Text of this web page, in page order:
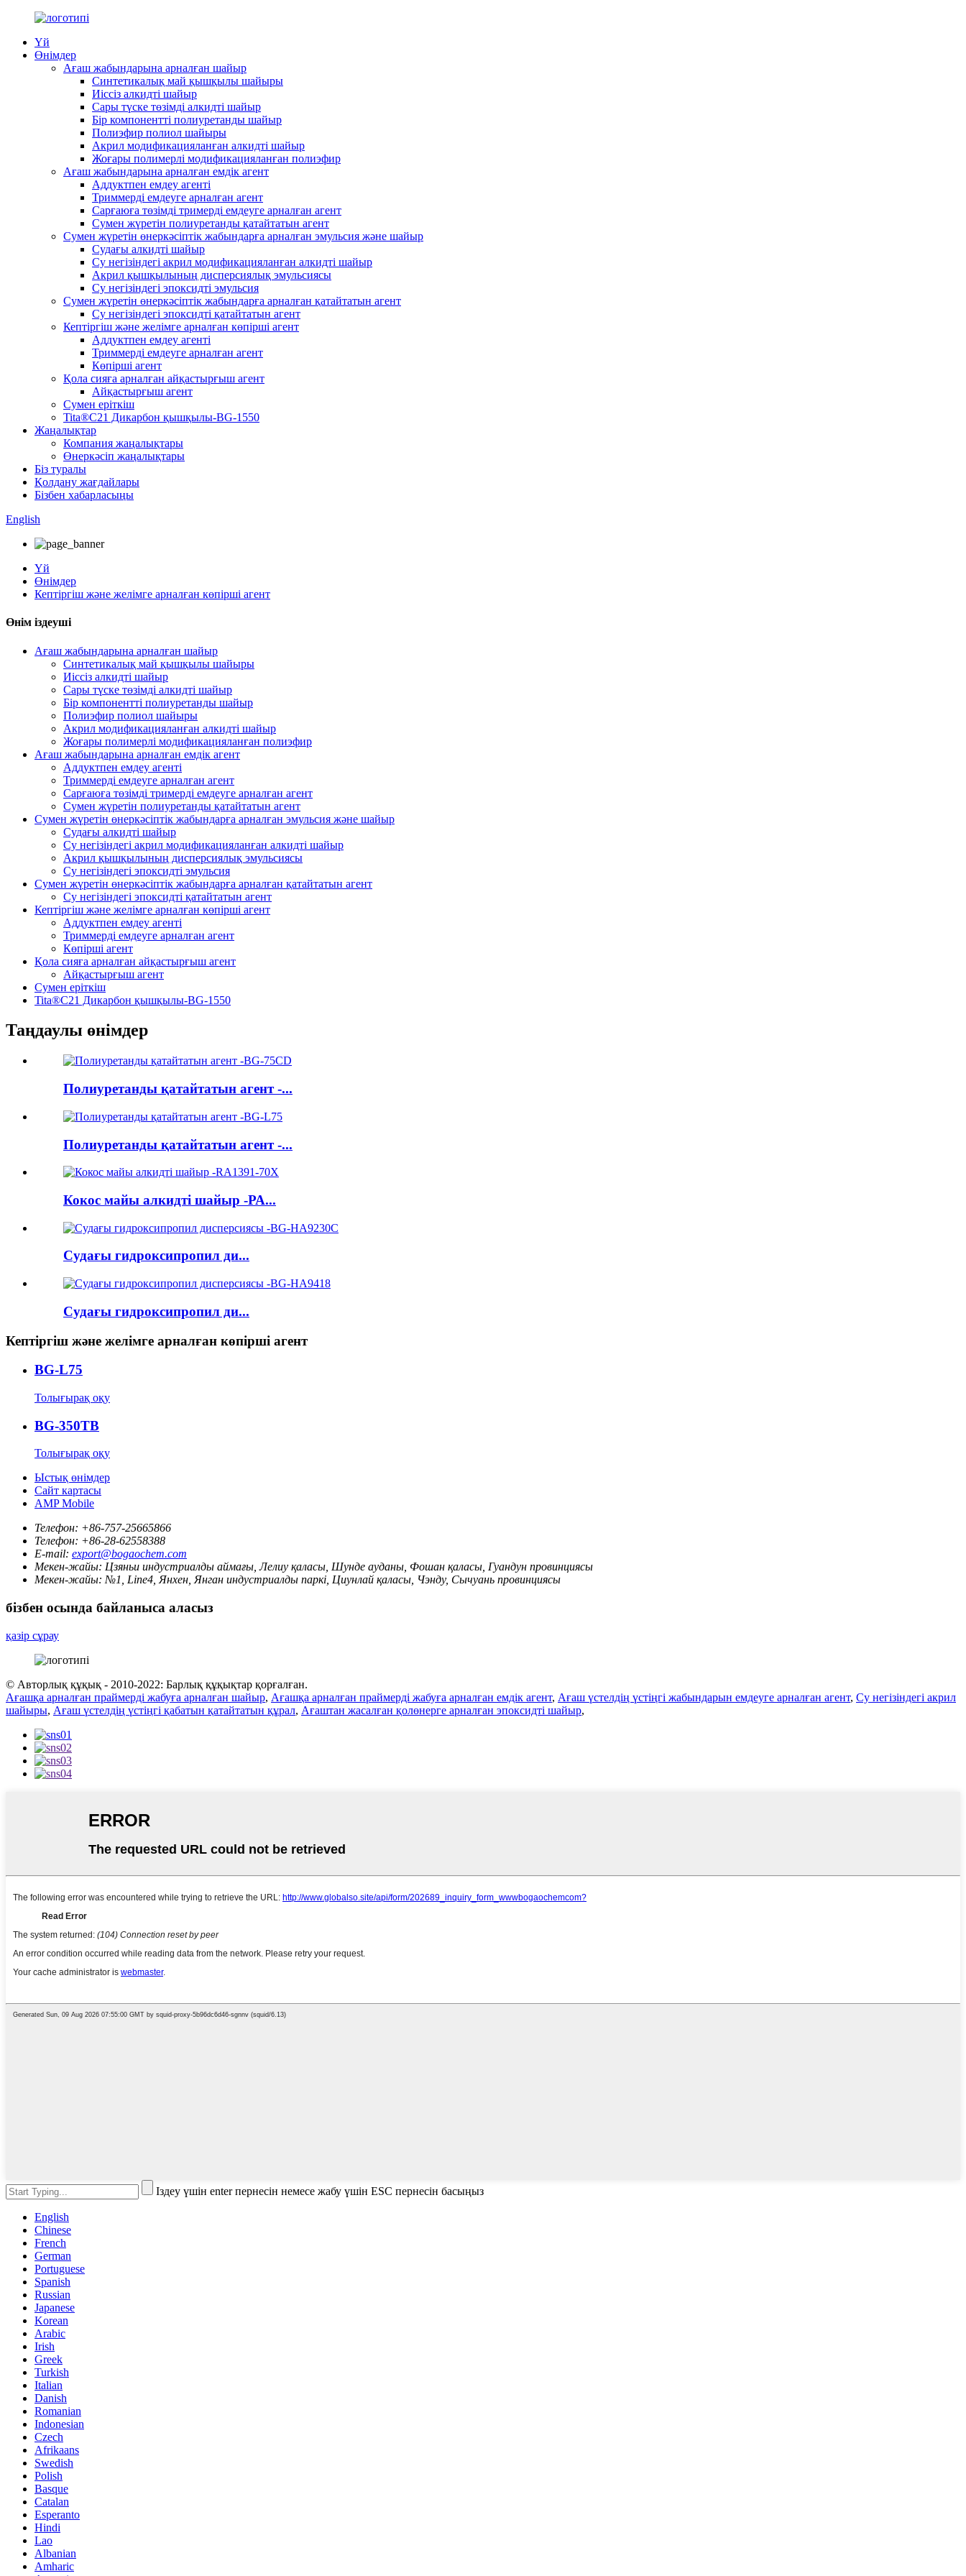
Үй
Өнімдер
Ағаш жабындарына арналған шайыр
Синтетикалық май қышқылы шайыры
Иіссіз алкидті шайыр
Сары түске төзімді алкидті шайыр
Бір компонентті полиуретанды шайыр
Полиэфир полиол шайыры
Акрил модификацияланған алкидті шайыр
Жоғары полимерлі модификацияланған полиэфир
Ағаш жабындарына арналған емдік агент
Аддуктпен емдеу агенті
Триммерді емдеуге арналған агент
Сарғаюға төзімді тримерді емдеуге арналған агент
Сумен жүретін полиуретанды қатайтатын агент
Сумен жүретін өнеркәсіптік жабындарға арналған эмульсия және шайыр
Судағы алкидті шайыр
Су негізіндегі акрил модификацияланған алкидті шайыр
Акрил қышқылының дисперсиялық эмульсиясы
Су негізіндегі эпоксидті эмульсия
Сумен жүретін өнеркәсіптік жабындарға арналған қатайтатын агент
Су негізіндегі эпоксидті қатайтатын агент
Кептіргіш және желімге арналған көпірші агент
Аддуктпен емдеу агенті
Триммерді емдеуге арналған агент
Көпірші агент
Қола сияға арналған айқастырғыш агент
Айқастырғыш агент
Сумен еріткіш
Tita®C21 Дикарбон қышқылы-BG-1550
Жаңалықтар
Компания жаңалықтары
Өнеркәсіп жаңалықтары
Біз туралы
Қолдану жағдайлары
Бізбен хабарласыңы
English
Үй
Өнімдер
Кептіргіш және желімге арналған көпірші агент
Өнім іздеуші
Ағаш жабындарына арналған шайыр
Синтетикалық май қышқылы шайыры
Иіссіз алкидті шайыр
Сары түске төзімді алкидті шайыр
Бір компонентті полиуретанды шайыр
Полиэфир полиол шайыры
Акрил модификацияланған алкидті шайыр
Жоғары полимерлі модификацияланған полиэфир
Ағаш жабындарына арналған емдік агент
Аддуктпен емдеу агенті
Триммерді емдеуге арналған агент
Сарғаюға төзімді тримерді емдеуге арналған агент
Сумен жүретін полиуретанды қатайтатын агент
Сумен жүретін өнеркәсіптік жабындарға арналған эмульсия және шайыр
Судағы алкидті шайыр
Су негізіндегі акрил модификацияланған алкидті шайыр
Акрил қышқылының дисперсиялық эмульсиясы
Су негізіндегі эпоксидті эмульсия
Сумен жүретін өнеркәсіптік жабындарға арналған қатайтатын агент
Су негізіндегі эпоксидті қатайтатын агент
Кептіргіш және желімге арналған көпірші агент
Аддуктпен емдеу агенті
Триммерді емдеуге арналған агент
Көпірші агент
Қола сияға арналған айқастырғыш агент
Айқастырғыш агент
Сумен еріткіш
Tita®C21 Дикарбон қышқылы-BG-1550
Таңдаулы өнімдер
Полиуретанды қатайтатын агент -...
Полиуретанды қатайтатын агент -...
Кокос майы алкидті шайыр -РА...
Судағы гидроксипропил ди...
Судағы гидроксипропил ди...
Кептіргіш және желімге арналған көпірші агент
BG-L75
Толығырақ оқу
BG-350TB
Толығырақ оқу
Ыстық өнімдер
Сайт картасы
AMP Mobile
Телефон: +86-757-25665866
Телефон: +86-28-62558388
E-mail: export@bogaochem.com
Мекен-жайы: Цзяньи индустриалды аймағы, Лелиу қаласы, Шунде ауданы, Фошан қаласы, Гуандун провинциясы
Мекен-жайы: №1, Line4, Янхен, Янган индустриалды паркі, Циунлай қаласы, Чэнду, Сычуань провинциясы
бізбен осында байланыса аласыз
қазір сұрау
© Авторлық құқық - 2010-2022: Барлық құқықтар қорғалған.
Ағашқа арналған праймерді жабуға арналған шайыр, Ағашқа арналған праймерді жабуға арналған емдік агент, Ағаш үстелдің үстіңгі жабындарын емдеуге арналған агент, Су негізіндегі акрил
шайыры, Ағаш үстелдің үстіңгі қабатын қатайтатын құрал, Ағаштан жасалған қолөнерге арналған эпоксидті шайыр,
Іздеу үшін enter пернесін немесе жабу үшін ESC пернесін басыңыз
English
Chinese
French
German
Portuguese
Spanish
Russian
Japanese
Korean
Arabic
Irish
Greek
Turkish
Italian
Danish
Romanian
Indonesian
Czech
Afrikaans
Swedish
Polish
Basque
Catalan
Esperanto
Hindi
Lao
Albanian
Amharic